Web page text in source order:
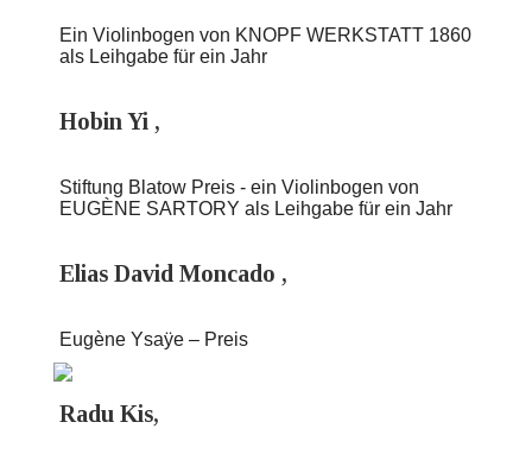
Ein Violinbogen von KNOPF WERKSTATT 1860
als Leihgabe für ein Jahr
Hobin Yi ,
Stiftung Blatow Preis - ein Violinbogen von
EUGÈNE SARTORY als Leihgabe für ein Jahr
Elias David Moncado ,
Eugène Ysaÿe – Preis
Radu Kis,